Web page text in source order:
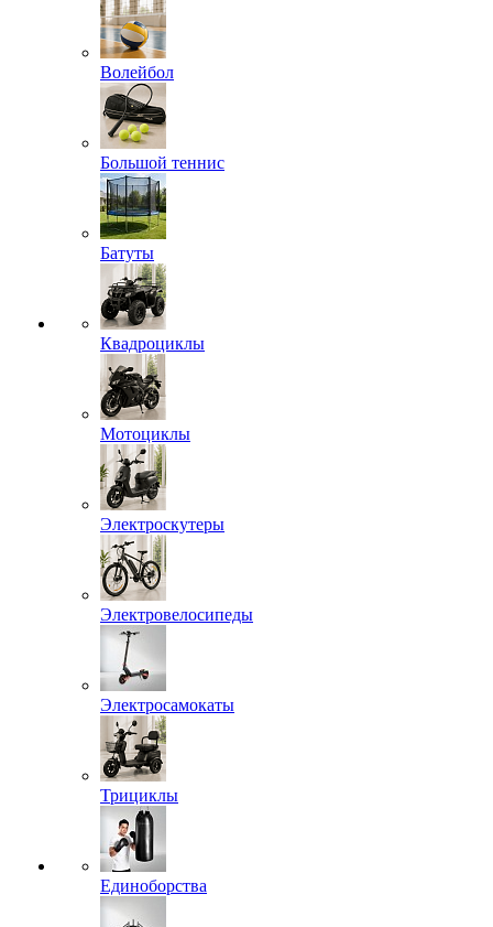
Волейбол
Большой теннис
Батуты
Квадроциклы
Мотоциклы
Электроскутеры
Электровелосипеды
Электросамокаты
Трициклы
Единоборства